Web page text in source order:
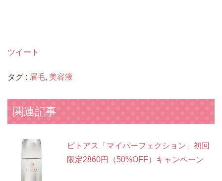
ツイート
タグ : 眉毛, 美容液
関連記事
ビトアス「マイパーフェクション」初回
限定2860円（50%OFF）キャンペーン